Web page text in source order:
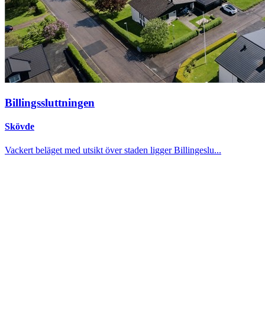
Billingssluttningen
Skövde
Vackert beläget med utsikt över staden ligger Billingeslu...